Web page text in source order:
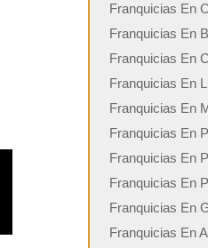
Franquicias En
Franquicias En
Franquicias En
Franquicias En
Franquicias En
Franquicias En
Franquicias En
Franquicias En
Franquicias En
Franquicias En